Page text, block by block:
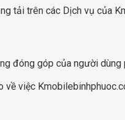
tải trên các Dịch vụ của
đóng góp của người dùng
việc